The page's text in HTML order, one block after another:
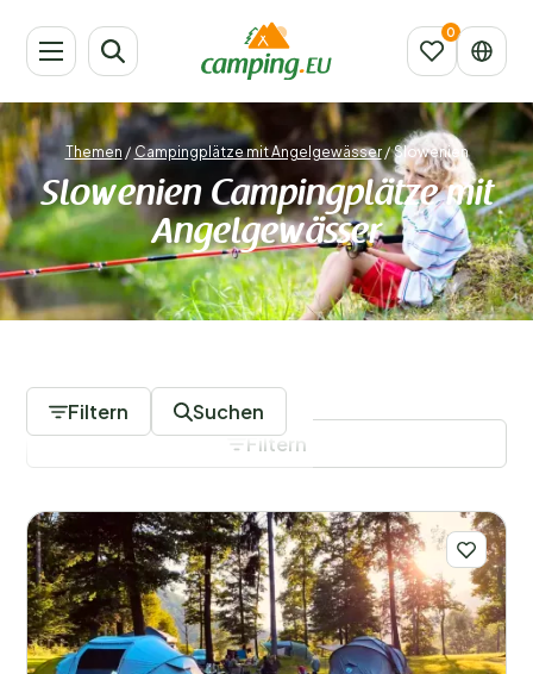
Themen /Campingplätze mit Angelgewässer /Slowenien
Slowenien Campingplätze mit
Angelgewässer
Filtern Suchen
Regionen
Filtern